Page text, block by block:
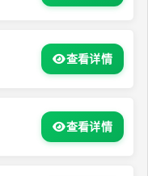
查看详情
查看详情